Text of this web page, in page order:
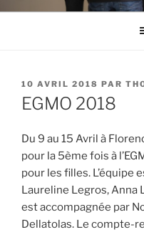
PUBLIÉ
LE
10 AVRIL 2018 PAR
EGMO 2018
Du 9 au 15 Avril à
pour la 5ème fois à
pour les filles. L’équipe
Laureline Legros, Anna
est accompagnée par
Dellatolas. Le compte-